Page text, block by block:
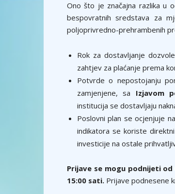
Ono što je značajna razlika u
bespovratnih sredstava za
poljoprivredno-prehrambenih
Rok za dostavljanje
zahtjev za plaćanje prema
Potvrde o nepostojanju
zamjenjene, sa Izjavom
institucija se dostavljaju
Poslovni plan se ocjenjuje
indikatora se koriste
investicije na ostale
Prijave se mogu podnijeti od
15:00 sati. Prijave podnesene